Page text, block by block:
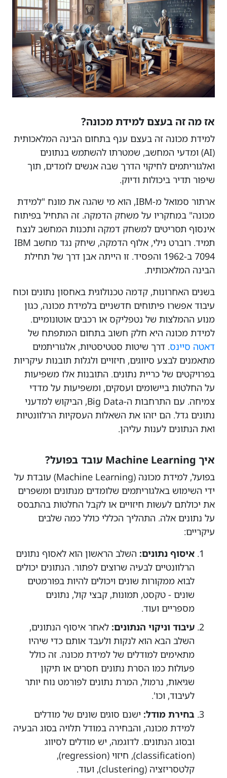
אז מה זה בעצם למידת מכונה?
למידת מכונה זה בעצם ענף בתחום הבינה המלאכותית
(AI) ומדעי המחשב, שמטרתו להשתמש בנתונים
ואלגוריתמים לחיקוי הדרך שבה אנשים לומדים, תוך
שיפור תדיר ביכולות ודיוק.
ארתור סמואל מ-IBM, הוא מי שהגה את מונח "למידת
מכונה" במחקריו על משחק הדמקה. זה התחיל בפיתוח
אינסוף תסריטים למשחק דמקה ותכנות המחשב לנצח
תמיד. רוברט נילי, אלוף הדמקה, שיחק נגד מחשב IBM
7094 ב-1962 והפסיד. זו הייתה אבן דרך של תחילת
הבינה המלאכותית.
בשנים האחרונות, קדמה טכנולוגית באחסון נתונים וכוח
עיבוד אפשרו פיתוחים חדשניים בלמידת מכונה, כגון
מנוע ההמלצות של נטפליקס או רכבים אוטונומיים.
למידת מכונה היא חלק חשוב בתחום המתפתח של
דאטה סיינס. דרך שיטות סטטיסטיות, אלגוריתמים
מתאמנים לבצע סיווגים, חיזויים ולגלות תובנות עיקריות
בפרויקטים של כריית נתונים. התובנות אלו משפיעות
על החלטות ביישומים ועסקים, ומשפיעות על מדדי
צמיחה. עם התרחבות ה-Big Data, הביקוש למדעני
נתונים גדל. הם יזהו את השאלות העסקיות הרלוונטיות
ואת הנתונים לענות עליהן.
איך Machine Learning עובד בפועל?
בפועל, למידת מכונה (Machine Learning) עובדת על
ידי השימוש באלגוריתמים שלומדים מנתונים ומשפרים
את יכולתם לעשות חיזויים או לקבל החלטות בהתבסס
על נתונים אלה. התהליך הכללי כולל כמה שלבים
עיקריים:
איסוף נתונים: השלב הראשון הוא לאסוף נתונים
הרלוונטיים לבעיה שרוצים לפתור. הנתונים יכולים
לבוא ממקורות שונים ויכולים להיות בפורמטים
שונים - טקסט, תמונות, קבצי קול, נתונים
מספריים ועוד.
עיבוד וניקוי הנתונים: לאחר איסוף הנתונים,
השלב הבא הוא לנקות ולעבד אותם כדי שיהיו
מתאימים למודלים של למידת מכונה. זה כולל
פעולות כמו הסרת נתונים חסרים או תיקון
שגיאות, נרמול, המרת נתונים לפורמט נוח יותר
לעיבוד, וכו'.
בחירת מודל: ישנם סוגים שונים של מודלים
למידת מכונה, והבחירה במודל תלויה בסוג הבעיה
ובסוג הנתונים. לדוגמה, יש מודלים לסיווג
(classification), חיזוי (regression),
קלטסריזציה (clustering), ועוד.